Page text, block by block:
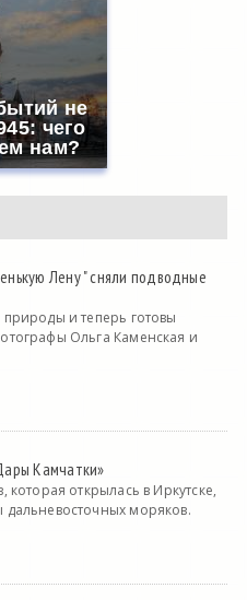
не
чего
нам?
Лену " сняли подводные
и теперь готовы
Ольга Каменская и
Камчатки»
которая открылась в Иркутске,
дальневосточных моряков.